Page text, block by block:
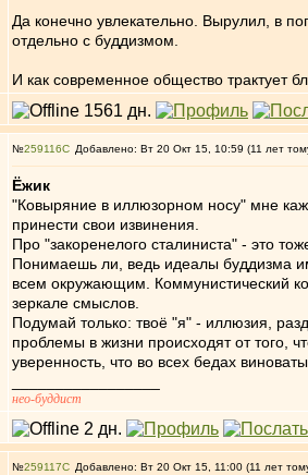
Да конечно увлекательно. Вырулил, в
отдельно с буддизмом.
И как современное общество трактует
№259116 Добавлено: Вт 20 Окт 15, 10:59 (11 лет
Ёжик
"Ковыряние в иллюзорном носу" мне
принести свои извинения.
Про "закоренелого сталиниста" - это
Понимаешь ли, ведь идеалы буддизма
всем окружающим. Коммунистический
зеркале смыслов.
Подумай только: твоё "я" - иллюзия,
проблемы в жизни происходят от того,
уверенность, что во всех бедах
нео-буддист
№259117 Добавлено: Вт 20 Окт 15, 11:00 (11 лет